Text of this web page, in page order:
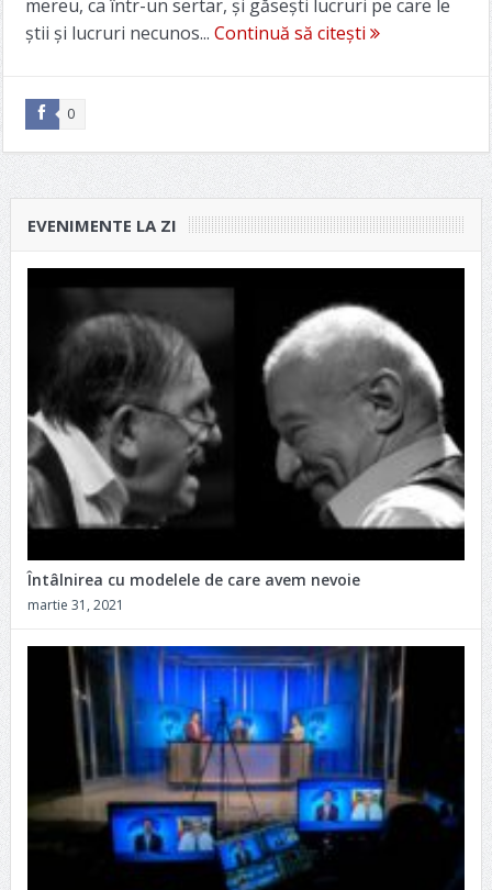
mereu, ca într-un sertar, și găsești lucruri pe care le
știi și lucruri necunos... Continuă să citești
0
EVENIMENTE LA ZI
Întâlnirea cu modelele de care avem nevoie
martie 31, 2021